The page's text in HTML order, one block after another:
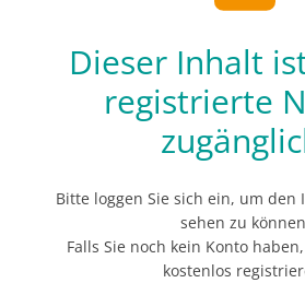
Dieser Inhalt
registrierte
Bitte loggen Sie sich ein, um den
sehen zu
Falls Sie noch kein Konto
kostenlos